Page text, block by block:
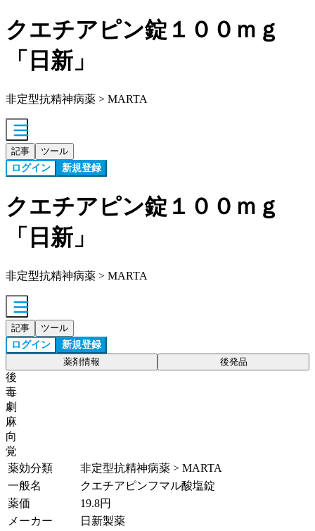
クエチアピン錠１００ｍｇ
「日新」
非定型抗精神病薬 > MARTA
記事 ツール
ログイン 新規登録
クエチアピン錠１００ｍｇ
「日新」
非定型抗精神病薬 > MARTA
記事 ツール
ログイン 新規登録
薬剤情報 後発品
後
毒
劇
麻
向
覚
薬効分類
非定型抗精神病薬 > MARTA
一般名
クエチアピンフマル酸塩錠
薬価
19.8円
メーカー
日新製薬